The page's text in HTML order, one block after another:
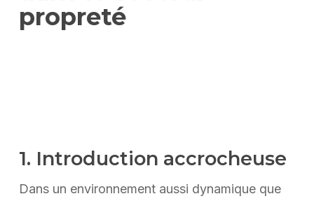
propreté
1. Introduction accrocheuse
Dans un environnement aussi dynamique que